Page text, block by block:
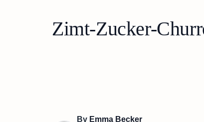
Zimt-Zucker-
By Emma Becker